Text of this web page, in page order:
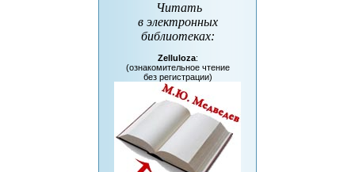
Читать
в электронных
библиотеках:
Zelluloza:
(ознакомительное чтение
без регистрации)